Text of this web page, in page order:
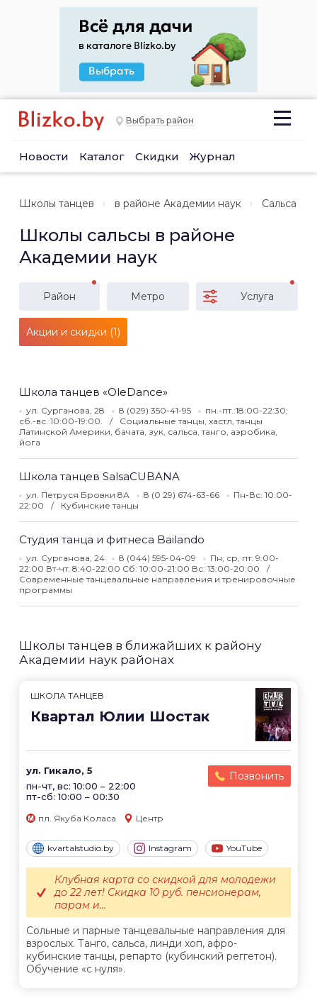
Выбрать район
Новости Каталог Скидки Журнал
Школы танцев в районе Академии наук Сальса
Школы сальсы в районе
Академии наук
Район Метро Услуга
Акции и скидки (1)
Школа танцев «OleDance»
ул. Сурганова, 28 8 (029) 350-41-95
пн.-пт.:18:00-22:30;
сб.-вс.:10:00-19:00.
Социальные танцы, хастл, танцы
Латинской Америки, бачата, зук, сальса, танго, аэробика,
йога
Школа танцев SalsaCUBANA
ул. Петруся Бровки 8А 8 (0 29) 674-63-66
Пн-Вс: 10:00-
22:00
Кубинские танцы
Студия танца и фитнеса Bailando
ул. Сурганова, 24 8 (044) 595-04-09
Пн, ср, пт: 9:00-
22:00 Вт-чт: 8:40-22:00 Сб: 10:00-21:00 Вс: 13:00-20:00
Современные танцевальные направления и тренировочные
программы
Школы танцев в ближайших к району
Академии наук районах
ШКОЛА ТАНЦЕВ
Квартал Юлии Шостак
ул. Гикало, 5
пн-чт, вс: 10:00 – 22:00
пт-сб: 10:00 – 00:30
Позвонить
пл. Якуба Коласа Центр
kvartalstudio.by Instagram YouTube
Сольные и парные танцевальные направления для
взрослых. Танго, сальса, линди хоп, афро-
кубинские танцы, репарто (кубинский реггетон).
Обучение «с нуля».
Клубная карта со скидкой для молодежи
до 22 лет! Скидка 10 руб. пенсионерам,
парам и...